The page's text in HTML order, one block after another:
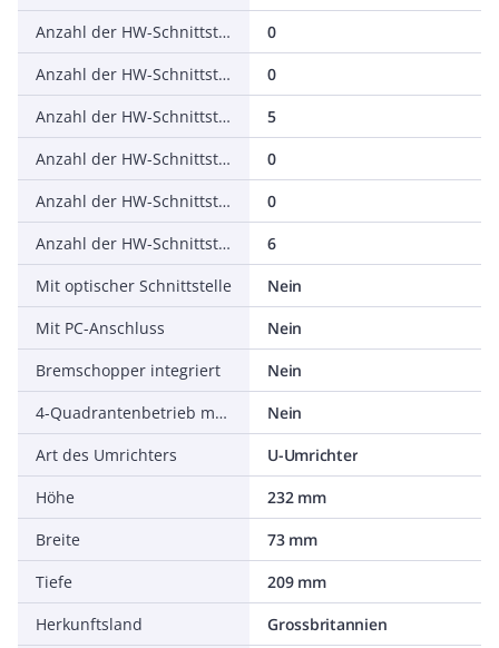
Anzahl der HW-Schnittstellen seriell RS-422
0
Anzahl der HW-Schnittstellen seriell RS-485
0
Anzahl der HW-Schnittstellen seriell TTY
5
Anzahl der HW-Schnittstellen USB
0
Anzahl der HW-Schnittstellen parallel
0
Anzahl der HW-Schnittstellen sonstige
6
Mit optischer Schnittstelle
Nein
Mit PC-Anschluss
Nein
Bremschopper integriert
Nein
4-Quadrantenbetrieb möglich
Nein
Art des Umrichters
U-Umrichter
Höhe
232 mm
Breite
73 mm
Tiefe
209 mm
Herkunftsland
Grossbritannien